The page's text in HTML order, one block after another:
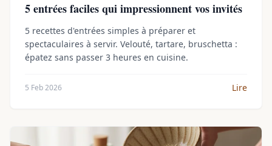
5 entrées faciles qui impressionnent vos invités
5 recettes d'entrées simples à préparer et
spectaculaires à servir. Velouté, tartare, bruschetta :
épatez sans passer 3 heures en cuisine.
5 Feb 2026 Lire